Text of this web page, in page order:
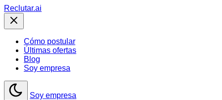
Reclutar.ai
Cómo postular
Últimas ofertas
Blog
Soy empresa
Soy empresa